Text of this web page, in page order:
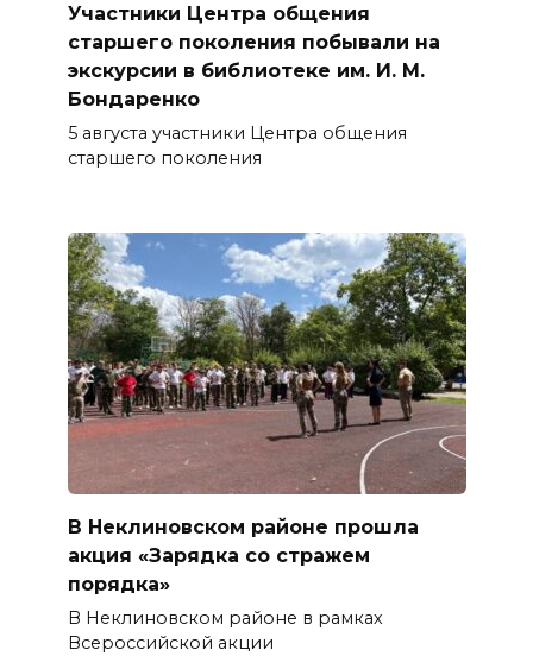
Участники Центра общения
старшего поколения побывали на
экскурсии в библиотеке им. И. М.
Бондаренко
5 августа участники Центра общения
старшего поколения
В Неклиновском районе прошла
акция «Зарядка со стражем
порядка»
В Неклиновском районе в рамках
Всероссийской акции